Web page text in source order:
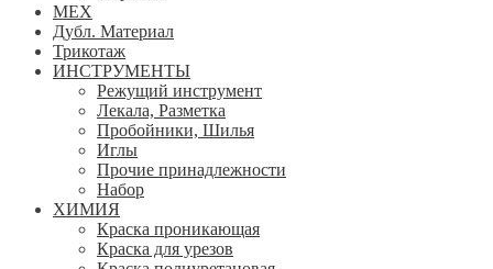
МЕХ
Дубл. Материал
Трикотаж
ИНСТРУМЕНТЫ
Режущий инструмент
Лекала, Разметка
Пробойники, Шилья
Иглы
Прочие принадлежности
Набор
ХИМИЯ
Краска проникающая
Краска для урезов